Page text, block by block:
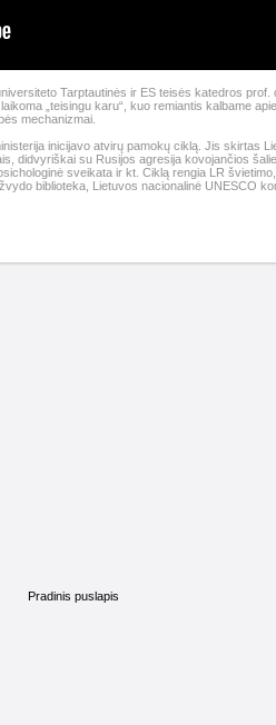
Tarptautinės ir ES teisės katedros prof.
„teisingu karu“, kuo remiantis kalbame
mechanizmai.
inicijavo atvirų pamokų ciklą. Jis skirtas
didvyriškai su Rusijos agresija kovojančios
sveikata ir kt. Ciklą rengia LR
biblioteka, Lietuvos nacionalinė UNESCO
Pradinis puslapis